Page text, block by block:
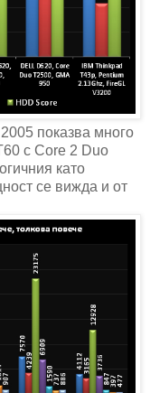
показва много
с Core 2 Duo
като
се вижда и от